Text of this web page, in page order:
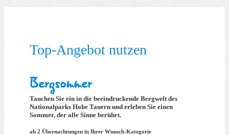
Top-Angebot nutzen
Bergsommer
Tauchen Sie ein in die beeindruckende Bergwelt des
Nationalparks Hohe Tauern und erleben Sie einen
Sommer, der alle Sinne berührt.
ab 2 Übernachtungen in Ihrer Wunsch-Kategorie